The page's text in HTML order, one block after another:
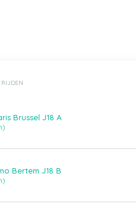
Brussel J18 A
Bertem J18 B